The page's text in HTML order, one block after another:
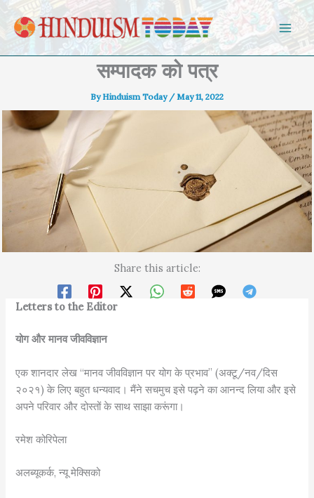
Skip to content
सम्पादक को पत्र
ByHinduism Today /May 11, 2022
Share this article:
Letters to the Editor
योग और मानव जीवविज्ञान
एक शानदार लेख “मानव जीवविज्ञान पर योग के प्रभाव” (अक्टू/नव/दिस
२०२१) के लिए बहुत धन्यवाद। मैंने सचमुच इसे पढ़ने का आनन्द लिया और इसे
अपने परिवार और दोस्तों के साथ साझा करूंगा।
रमेश कोरिपेला
अलब्यूकर्क, न्यू मेक्सिको